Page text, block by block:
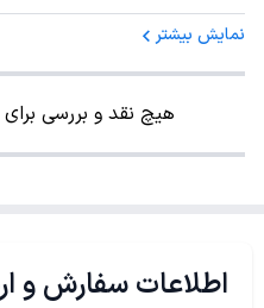
نمایش بیشتر
هیچ نقد و بررسی
اطلاعات سفارش و